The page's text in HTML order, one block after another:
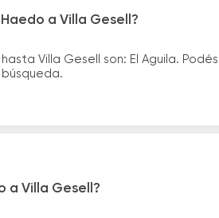
a Villa Gesell?
Villa Gesell son: El Aguila.
a Villa Gesell?